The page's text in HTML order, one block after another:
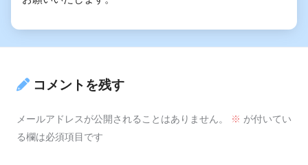
コメントを残す
メールアドレスが公開されることはありません。 ※ が付いてい
る欄は必須項目です